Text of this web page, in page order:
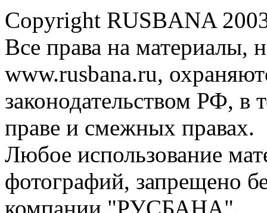
Copyright RUSBANA
Все права на материалы,
www.rusbana.ru,
законодательством РФ, в
праве и смежных правах.
Любое использование
фотографий, запрещено
компании "РУСБАНА".